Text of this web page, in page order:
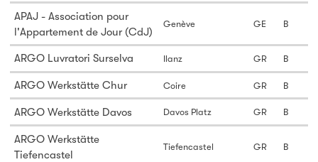
APAJ - Association pour
l'Appartement de Jour (CdJ)
Genève GE B
ARGO Luvratori Surselva Ilanz GR B
ARGO Werkstätte Chur Coire GR B
ARGO Werkstätte Davos Davos Platz GR B
ARGO Werkstätte
Tiefencastel
Tiefencastel GR B